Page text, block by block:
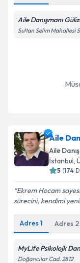
Aile Danışmanı
Sultan Selim Mahallesi
Aile
Aile
İstanbul,
5 (174
Ekrem Hocam
sürecini, kendimi
Adres 1 Adres 2
MyLife Psikolojk
Doğancılar Cad. 2812